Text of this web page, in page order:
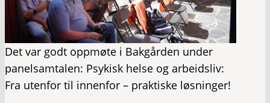
Det var godt oppmøte i Bakgården under
panelsamtalen: Psykisk helse og arbeidsliv:
Fra utenfor til innenfor – praktiske løsninger!